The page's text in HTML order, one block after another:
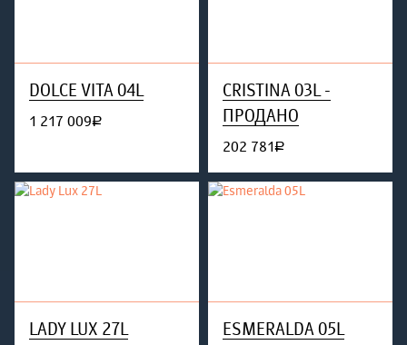
DOLCE VITA 04L
1 217 009руб.
CRISTINA 03L -
ПРОДАНО
202 781руб.
LADY LUX 27L ESMERALDA 05L